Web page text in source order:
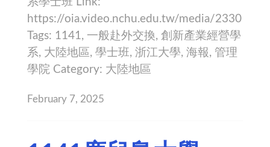
系學士班 Link:
https://oia.video.nchu.edu.tw/media/2330
Tags: 1141, 一般赴外交換, 創新產業經營學
系, 大陸地區, 學士班, 浙江大學, 海報, 管理
學院 Category: 大陸地區
February 7, 2025